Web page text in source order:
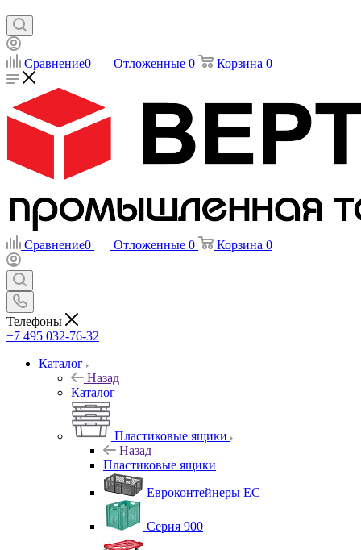
Сравнение0 Отложенные 0 Корзина 0
Сравнение0 Отложенные 0 Корзина 0
Телефоны
+7 495 032-76-32
Каталог
Назад
Каталог
Пластиковые ящики
Назад
Пластиковые ящики
Евроконтейнеры ЕС
Серия 900